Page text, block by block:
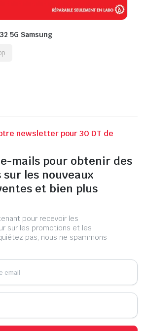
5G Samsung
newsletter pour 30 DT de
e-mails pour obtenir des
les nouveaux
et bien plus
pour recevoir les
sur les promotions et les
pas, nous ne spammons